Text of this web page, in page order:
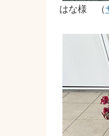
はな様 （